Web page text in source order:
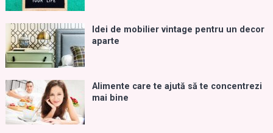
Idei de mobilier vintage pentru un decor
aparte
Alimente care te ajută să te concentrezi
mai bine